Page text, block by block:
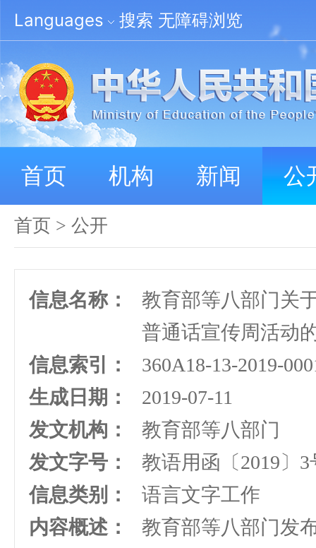
Languages 搜索 无障碍浏览
首页 机构 新闻 公
首页 > 公开
信息名称：
教育部等八部门关
普通话宣传周活动
信息索引：
360A18-13-2019-
生成日期：
2019-07-11
发文机构：
教育部等八部门
发文字号：
教语用函〔2019〕3
信息类别：
语言文字工作
内容概述：
教育部等八部门发